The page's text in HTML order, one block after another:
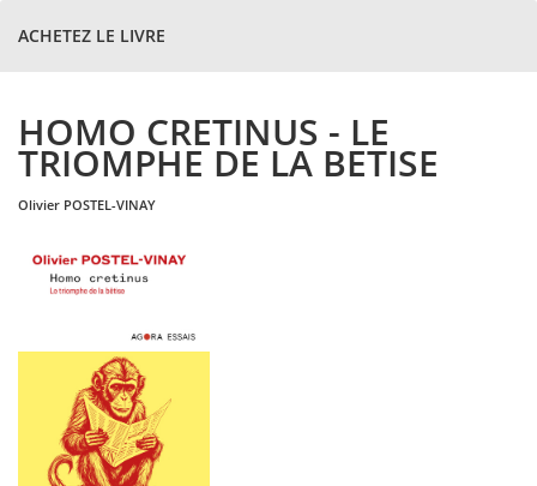
ACHETEZ LE LIVRE
HOMO CRETINUS - LE
TRIOMPHE DE LA BETISE
olivier POSTEL-VINAY